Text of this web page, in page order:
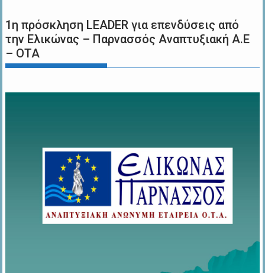
1η πρόσκληση LEADER για επενδύσεις από
την Ελικώνας – Παρνασσός Αναπτυξιακή Α.Ε
– ΟΤΑ